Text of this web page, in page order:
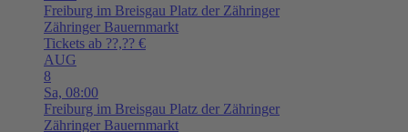
Freiburg im Breisgau Platz der Zähringer
Zähringer Bauernmarkt
Tickets ab ??,?? €
AUG
8
Sa, 08:00
Freiburg im Breisgau Platz der Zähringer
Zähringer Bauernmarkt